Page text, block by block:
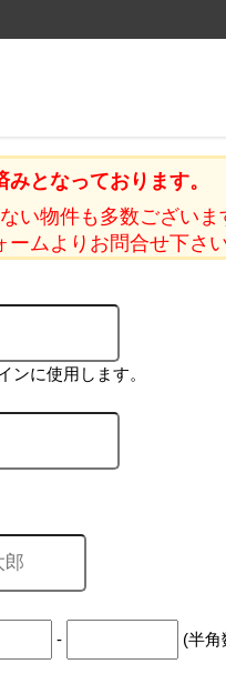
となっております。
い物件も多数ございま
ムよりお問合せ下さい
に使用します。
- (半角